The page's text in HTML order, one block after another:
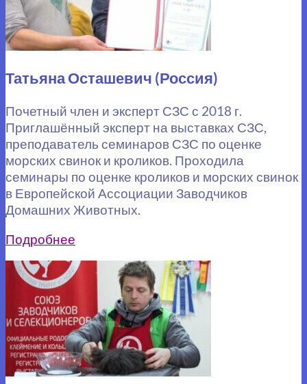
Татьяна Осташевич (Россия)
Почетный член и эксперт СЗС с 2018 г.
Приглашённый эксперт на выставках СЗС,
преподаватель семинаров СЗС по оценке
морских свинок и кроликов. Проходила
семинары по оценке кроликов и морских свинок
в Европейской Ассоциации Заводчиков
Домашних Животных.
Подробнее